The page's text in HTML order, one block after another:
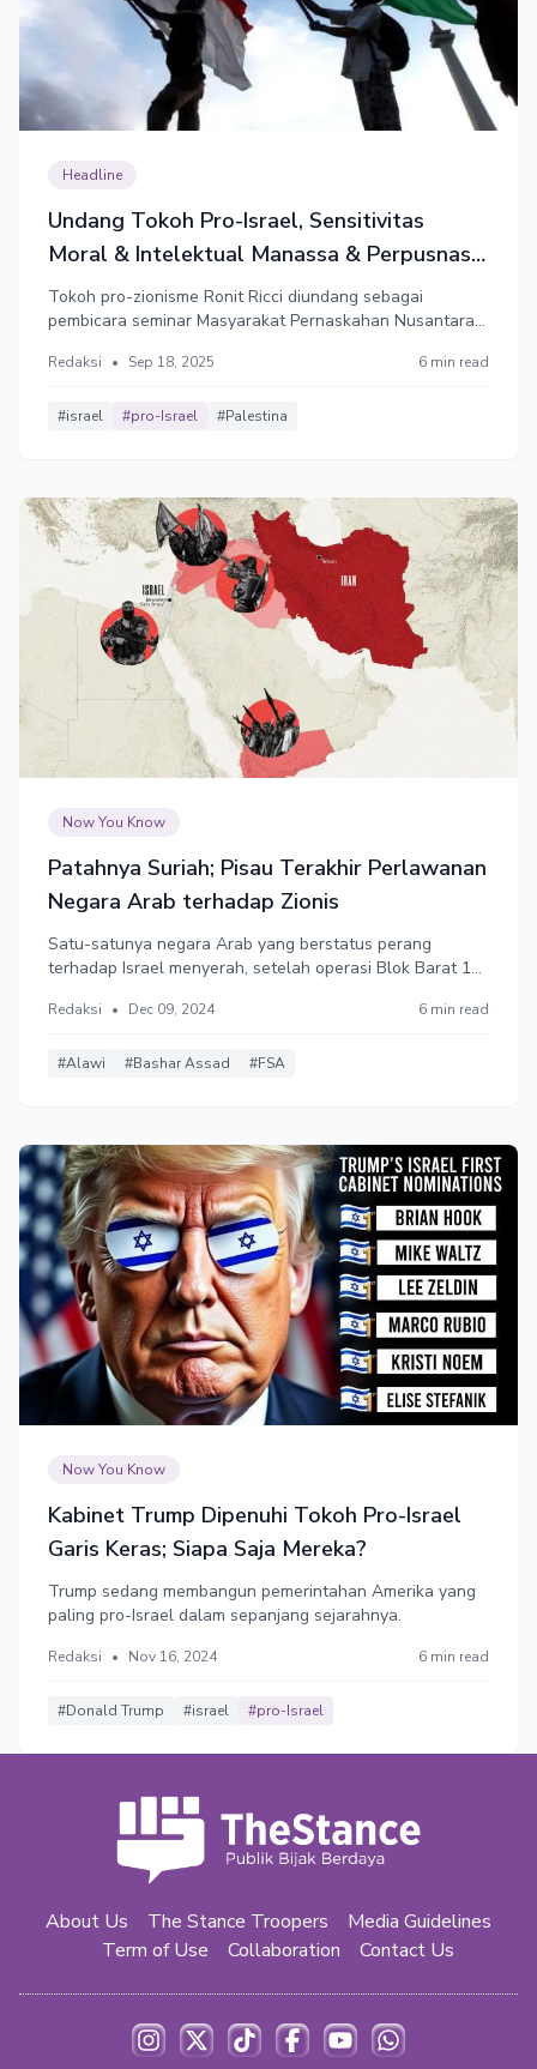
Headline
Undang Tokoh Pro-Israel, Sensitivitas
Moral & Intelektual Manassa & Perpusnas
Dinilai Melemah
Tokoh pro-zionisme Ronit Ricci diundang sebagai
pembicara seminar Masyarakat Pernaskahan Nusantara
menegaskan tak terlibat. Minta maaf karena pakai logo
Nasional.
Redaksi • Sep 18, 2025 6 min read
#israel #pro-Israel #Palestina
Now You Know
Patahnya Suriah; Pisau Terakhir Perlawanan
Negara Arab terhadap Zionis
Satu-satunya negara Arab yang berstatus perang
terhadap Israel menyerah, setelah operasi Blok Barat 1
Redaksi • Dec 09, 2024 6 min read
#Alawi #Bashar Assad #FSA
Now You Know
Kabinet Trump Dipenuhi Tokoh Pro-Israel
Garis Keras; Siapa Saja Mereka?
Trump sedang membangun pemerintahan Amerika yang
paling pro-Israel dalam sepanjang sejarahnya.
Redaksi • Nov 16, 2024 6 min read
#Donald Trump #israel #pro-Israel
About Us The Stance Troopers
Media Guidelines
Term of Use
Collaboration Contact Us